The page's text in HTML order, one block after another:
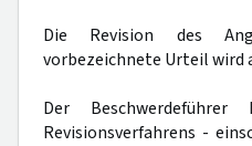
Die Revision des
vorbezeichnete Urteil wird
Der
Revisionsverfahrens -